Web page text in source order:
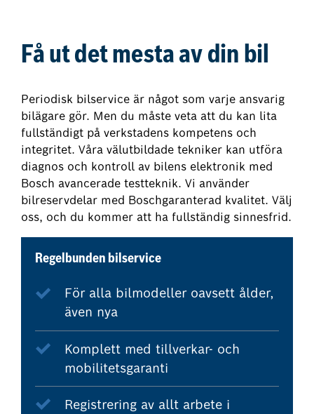
Få ut det mesta av din bil
Periodisk bilservice är något som varje ansvarig
bilägare gör. Men du måste veta att du kan lita
fullständigt på verkstadens kompetens och
integritet. Våra välutbildade tekniker kan utföra
diagnos och kontroll av bilens elektronik med
Bosch avancerade testteknik. Vi använder
bilreservdelar med Boschgaranterad kvalitet. Välj
oss, och du kommer att ha fullständig sinnesfrid.
Regelbunden bilservice
För alla bilmodeller oavsett ålder,
även nya
Komplett med tillverkar- och
mobilitetsgaranti
Registrering av allt arbete i